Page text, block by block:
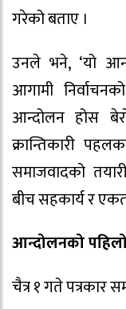
गरेको बताए ।
उनले भने, ‘यो
आगामी
आन्दोलन होस
क्रान्तिकारी
समाजवादको
बीच सहकार्य र
आन्दोलनको
चैत्र १ गते पत्रकार